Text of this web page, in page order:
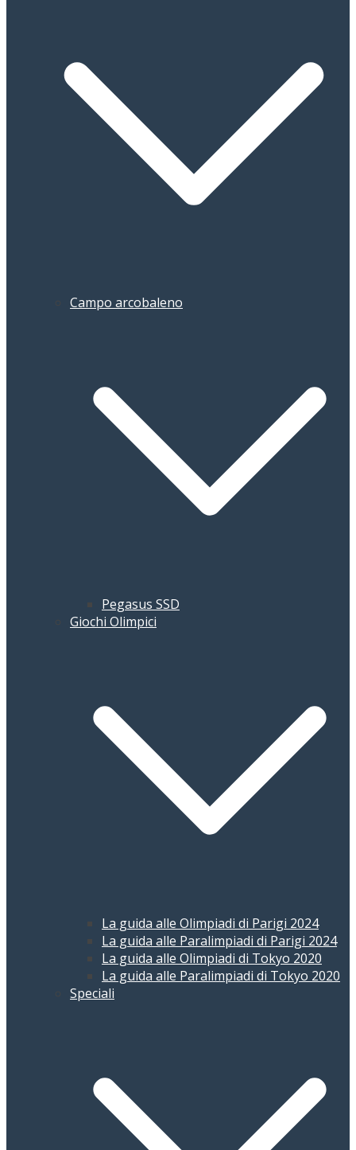
Campo arcobaleno
Pegasus SSD
Giochi Olimpici
La guida alle Olimpiadi di Parigi 2024
La guida alle Paralimpiadi di Parigi 2024
La guida alle Olimpiadi di Tokyo 2020
La guida alle Paralimpiadi di Tokyo 2020
Speciali